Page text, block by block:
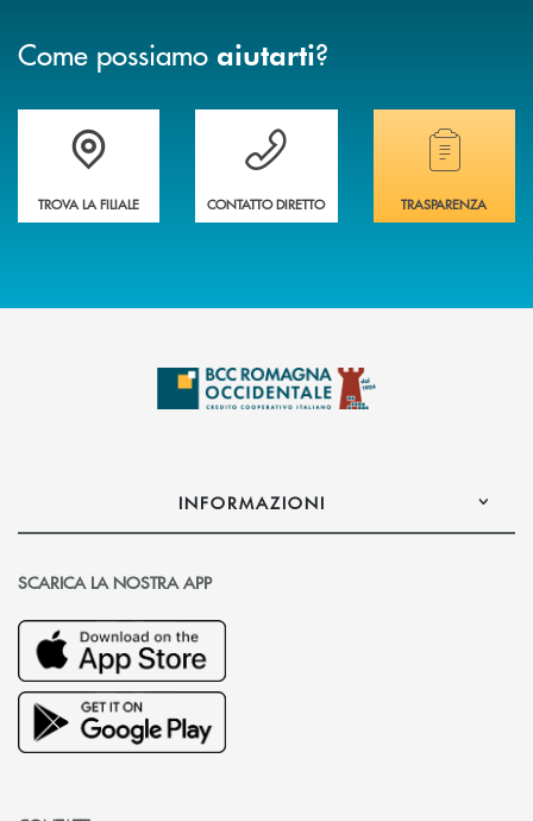
Come possiamo aiutarti?
Accedi all' elenco completo delle filiali della banca.
TROVA LA FILIALE
Hai bisogno di assistenza immediata?
CONTATTO DIRETTO
Hai bisogno di
TRASPARENZA
INFORMAZIONI
SCARICA LA NOSTRA APP